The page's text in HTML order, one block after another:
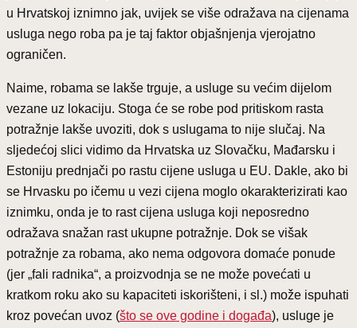
u Hrvatskoj iznimno jak, uvijek se više odražava na cijenama
usluga nego roba pa je taj faktor objašnjenja vjerojatno
ograničen.
Naime, robama se lakše trguje, a usluge su većim dijelom
vezane uz lokaciju. Stoga će se robe pod pritiskom rasta
potražnje lakše uvoziti, dok s uslugama to nije slučaj. Na
sljedećoj slici vidimo da Hrvatska uz Slovačku, Mađarsku i
Estoniju prednjači po rastu cijene usluga u EU. Dakle, ako bi
se Hrvasku po ičemu u vezi cijena moglo okarakterizirati kao
iznimku, onda je to rast cijena usluga koji neposredno
odražava snažan rast ukupne potražnje. Dok se višak
potražnje za robama, ako nema odgovora domaće ponude
(jer „fali radnika“, a proizvodnja se ne može povećati u
kratkom roku ako su kapaciteti iskorišteni, i sl.) može ispuhati
kroz povećan uvoz (što se ove godine i događa), usluge je